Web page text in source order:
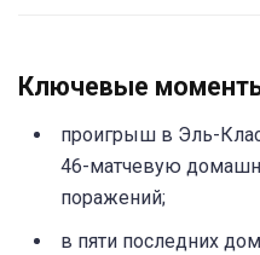
Ключевые
проигрыш в Эль-
46-матчевую
поражений;
в пяти последних